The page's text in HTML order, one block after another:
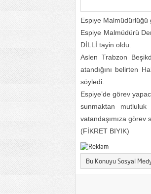
Espiye Malmüdürlüğü
Espiye Malmüdürü
DİLLİ tayin oldu.
Aslen Trabzon
atandığını belirten
söyledi.
Espiye’de görev
sunmaktan mutluluk
vatandaşımıza görev
(FİKRET BIYIK)
Bu Konuyu Sosyal